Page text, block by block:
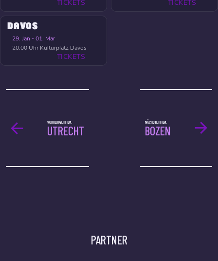
TICKETS TICKETS
DAVOS
29. Jan - 01. Mar
20:00 Uhr Kulturplatz Davos
TICKETS
NÄCHSTER FILM:
BOZEN
VORHERIGER FILM:
UTRECHT
PARTNER